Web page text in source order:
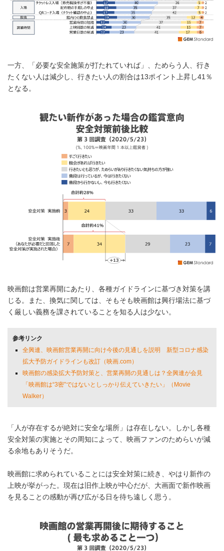
一方、「必要な安全施策が打たれていれば」、ためらう人、行き
たくない人は減少し、行きたい人の割合は13ポイント上昇し41％
となる。
映画館は営業再開にあたり、各種ガイドラインに基づき対策を講
じる。また、換気に関しては、そもそも映画館は興行場法に基づ
く厳しい義務を課されていることを知る人は少ない。
参考リンク
全興連、映画館営業再開に向け今後の見通しを説明 新型コロナ感染
拡大予防ガイドラインも改訂（映画.com）
映画館の感染拡大予防対策と、営業再開の見通しは？全興連が会見
「映画館は“3密”ではないとしっかり伝えていきたい」（Movie
Walker）
「人が存在するが絶対に安全な場所」は存在しない。しかし各種
安全対策の実施とその周知によって、映画ファンのためらいが減
る余地もありそうだ。
映画館に求められていることには安全対策に続き、やはり新作の
上映が挙がった。現在は旧作上映が中心だが、大画面で新作映画
を見ることの感動が再び広がる日を待ち遠しく思う。